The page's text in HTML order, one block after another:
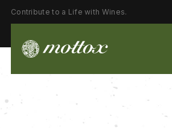
Contribute to a Life with Wines.